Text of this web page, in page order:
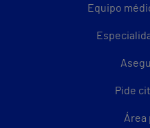
Equipo
Pide
Área